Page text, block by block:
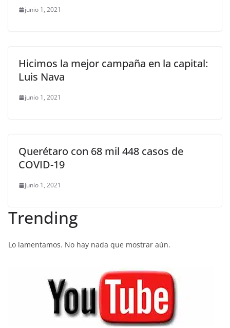
junio 1, 2021
Hicimos la mejor campaña en la capital:
Luis Nava
junio 1, 2021
Querétaro con 68 mil 448 casos de
COVID-19
junio 1, 2021
Trending
Lo lamentamos. No hay nada que mostrar aún.